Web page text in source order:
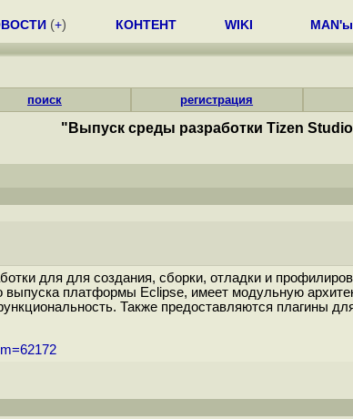
(+) КОНТЕНТ WIKI MAN'ы
поиск регистрация
"Выпуск среды разработки Tizen
для для создания, сборки, отладки и
выпуска платформы Eclipse, имеет модульную
Также предоставляются плагины